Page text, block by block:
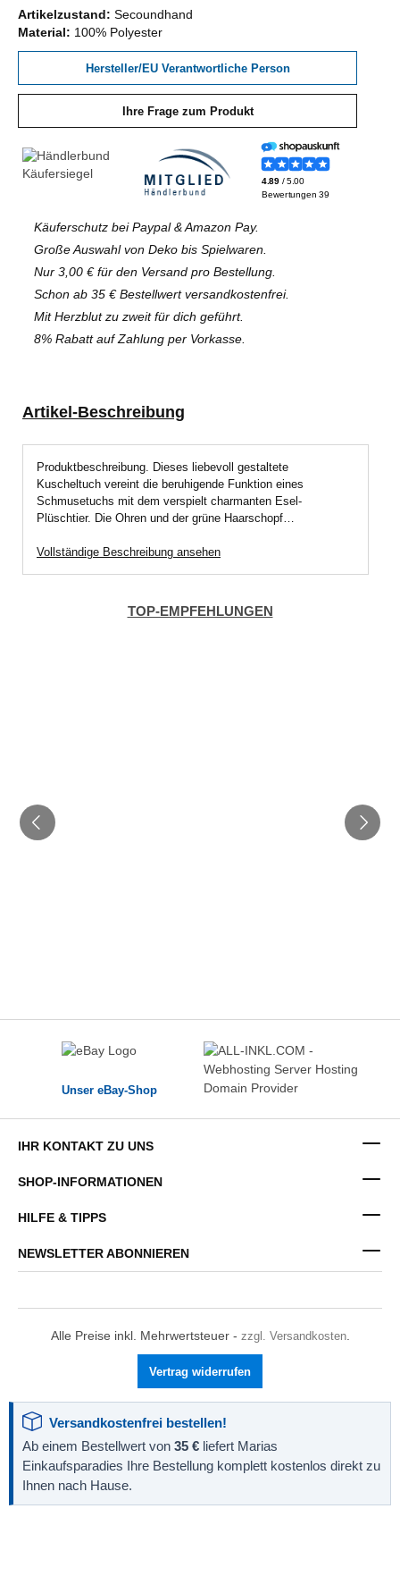
Artikelzustand: Secoundhand
Material: 100% Polyester
Hersteller/EU Verantwortliche Person
Ihre Frage zum Produkt
Käuferschutz bei Paypal & Amazon Pay.
Große Auswahl von Deko bis Spielwaren.
Nur 3,00 € für den Versand pro Bestellung.
Schon ab 35 € Bestellwert versandkostenfrei.
Mit Herzblut zu zweit für dich geführt.
8% Rabatt auf Zahlung per Vorkasse.
Artikel-Beschreibung
Produktbeschreibung. Dieses liebevoll gestaltete
Kuscheltuch vereint die beruhigende Funktion eines
Schmusetuchs mit dem verspielt charmanten Esel-
Plüschtier. Die Ohren und der grüne Haarschopf…
Vollständige Beschreibung ansehen
TOP-EMPFEHLUNGEN
Unser eBay-Shop
IHR KONTAKT ZU UNS
SHOP-INFORMATIONEN
HILFE & TIPPS
NEWSLETTER ABONNIEREN
Alle Preise inkl. Mehrwertsteuer - zzgl. Versandkosten.
Vertrag widerrufen
Versandkostenfrei bestellen!
Ab einem Bestellwert von 35 € liefert Marias
Einkaufsparadies Ihre Bestellung komplett kostenlos direkt zu
Ihnen nach Hause.